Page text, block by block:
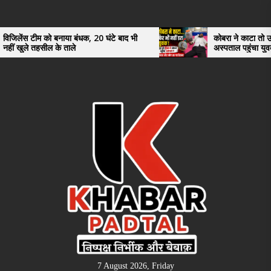
the
content
टीम को बनाया बंधक, 20 घंटे बाद भी
खुले तहसील के ताले
कोबरा ने काटा तो
अस्पताल पहुंचा युवक,
भी रह गए हैरान
7 August 2026, Friday